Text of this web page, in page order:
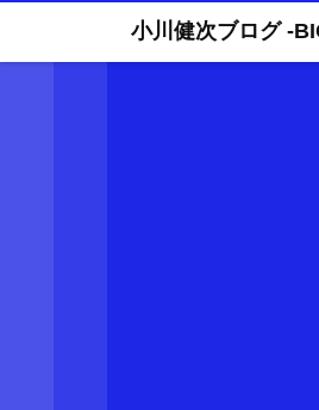
小川健次ブログ -